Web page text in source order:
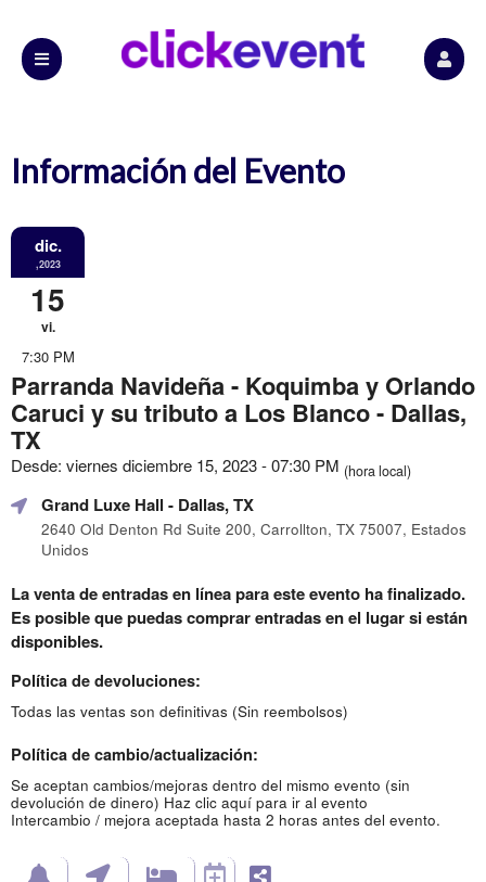
Información del Evento
dic.
,2023
15
vi.
7:30 PM
Parranda Navideña - Koquimba y Orlando
Caruci y su tributo a Los Blanco - Dallas,
TX
Desde: viernes diciembre 15, 2023 - 07:30 PM (hora local)
Grand Luxe Hall - Dallas, TX
2640 Old Denton Rd Suite 200, Carrollton, TX 75007, Estados
Unidos
La venta de entradas en línea para este evento ha finalizado.
Es posible que puedas comprar entradas en el lugar si están
disponibles.
Política de devoluciones:
Todas las ventas son definitivas (Sin reembolsos)
Política de cambio/actualización:
Se aceptan cambios/mejoras dentro del mismo evento (sin
devolución de dinero) Haz clic aquí para ir al evento
Intercambio / mejora aceptada hasta 2 horas antes del evento.